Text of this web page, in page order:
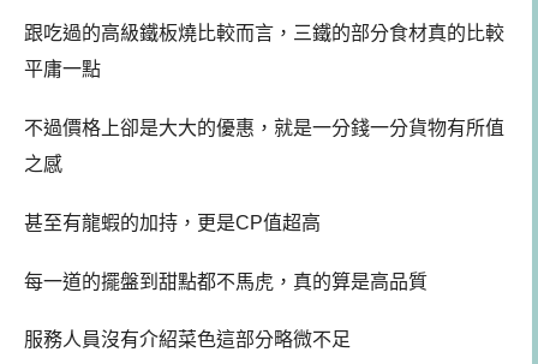
跟吃過的高級鐵板燒比較而言，三鐵的部分食材真的比較
平庸一點
不過價格上卻是大大的優惠，就是一分錢一分貨物有所值
之感
甚至有龍蝦的加持，更是CP值超高
每一道的擺盤到甜點都不馬虎，真的算是高品質
服務人員沒有介紹菜色這部分略微不足